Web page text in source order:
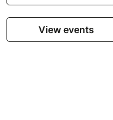
View events